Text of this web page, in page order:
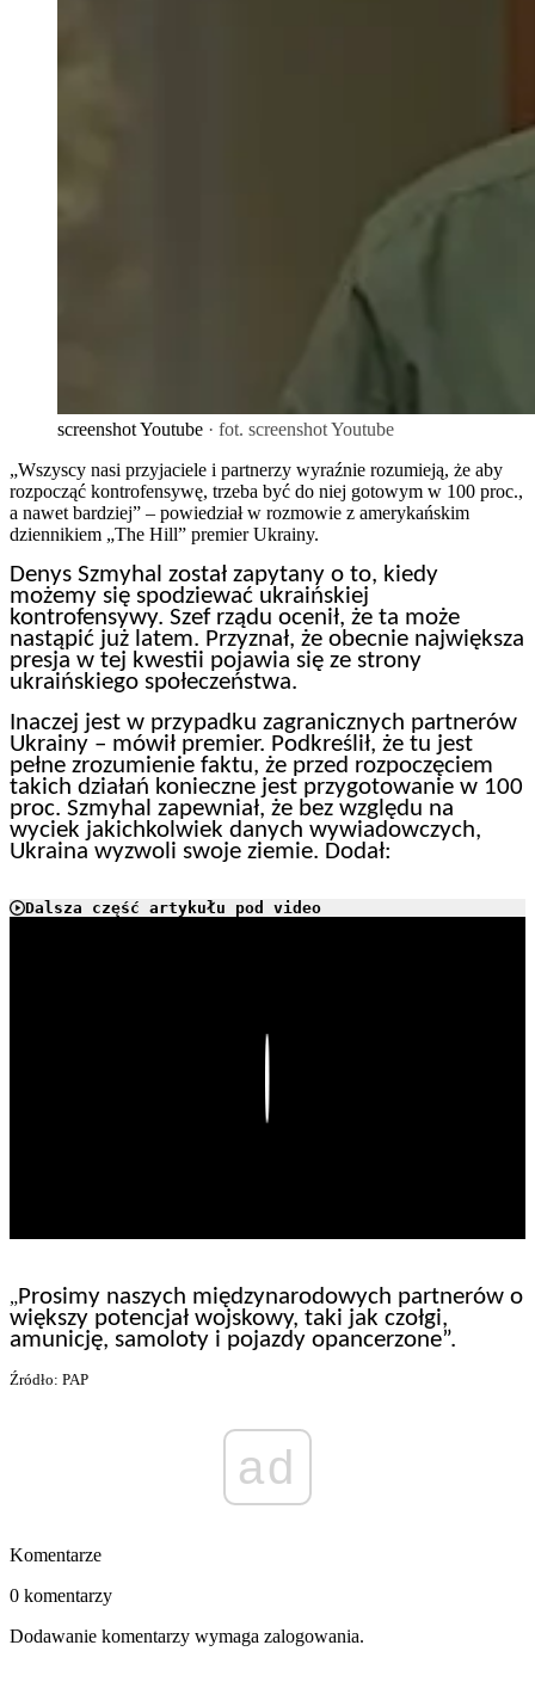
screenshot Youtube · fot. screenshot Youtube
„Wszyscy nasi przyjaciele i partnerzy wyraźnie rozumieją, że aby
rozpocząć kontrofensywę, trzeba być do niej gotowym w 100 proc.,
a nawet bardziej” – powiedział w rozmowie z amerykańskim
dziennikiem „The Hill” premier Ukrainy.
Denys Szmyhal został zapytany o to, kiedy
możemy się spodziewać ukraińskiej
kontrofensywy. Szef rządu ocenił, że ta może
nastąpić już latem. Przyznał, że obecnie największa
presja w tej kwestii pojawia się ze strony
ukraińskiego społeczeństwa.
Inaczej jest w przypadku zagranicznych partnerów
Ukrainy – mówił premier. Podkreślił, że tu jest
pełne zrozumienie faktu, że przed rozpoczęciem
takich działań konieczne jest przygotowanie w 100
proc. Szmyhal zapewniał, że bez względu na
wyciek jakichkolwiek danych wywiadowczych,
Ukraina wyzwoli swoje ziemie. Dodał:
Dalsza część artykułu pod video
„Prosimy naszych międzynarodowych partnerów o
większy potencjał wojskowy, taki jak czołgi,
amunicję, samoloty i pojazdy opancerzone”.
Źródło: PAP
ad
Komentarze
0 komentarzy
Dodawanie komentarzy wymaga zalogowania.